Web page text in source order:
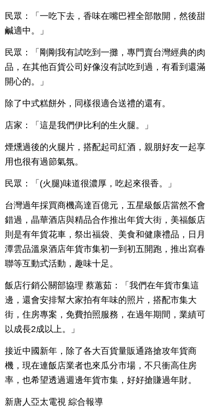
民眾：「一吃下去，香味在嘴巴裡全部散開，然後甜
鹹適中。」
民眾：「剛剛我有試吃到一攤，專門賣台灣經典的肉
品，在其他百貨公司好像沒有試吃到過，有看到還滿
開心的。」
除了中式糕餅外，同樣很適合送禮的還有。
店家：「這是我們伊比利的生火腿。」
煙燻過後的火腿片，搭配起司紅酒，親朋好友一起享
用也很有過節氣氛。
民眾：「(火腿)味道很濃厚，吃起來很香。」
台灣過年採買商機高達百億元，五星級飯店當然不會
錯過，晶華酒店與精品合作推出年貨大街，美福飯店
則是有年貨花車，祭出福袋、美食和健康禮品，日月
潭雲品溫泉酒店年貨市集初一到初五開跑，推出寫春
聯等互動式活動，趣味十足。
飯店行銷公關部協理 蔡蕙茹：「我們在年貨市集這
邊，還會安排幫大家拍有年味的照片，搭配市集大
街，住房專案，免費拍照服務，在過年期間，業績可
以成長2成以上。」
接近中國新年，除了各大百貨量販通路搶攻年貨商
機，現在連飯店業者也來瓜分市場，不只衝高住房
率，也希望透過週邊年貨市集，好好搶賺過年財。
新唐人亞太電視 綜合報導